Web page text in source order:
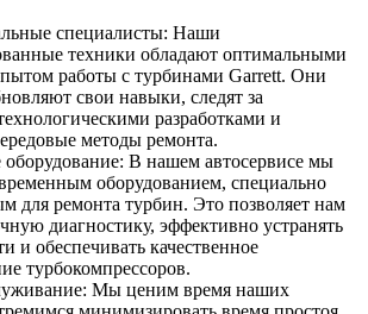
специалисты: Наши
техники обладают оптимальными
работы с турбинами Garrett. Они
свои навыки, следят за
разработками и
методы ремонта.
В нашем автосервисе мы
оборудованием, специально
для ремонта турбин. Это позволяет нам
диагностику, эффективно устранять
и обеспечивать качественное
турбокомпрессоров.
Мы ценим время наших